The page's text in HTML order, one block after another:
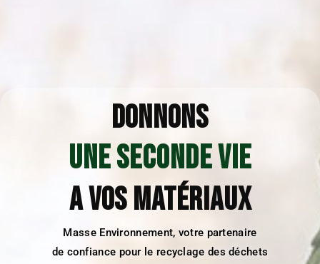
DONNONS
UNE SECONDE VIE
A VOS MATÉRIAUX
Masse Environnement, votre partenaire
de confiance pour le recyclage des déchets